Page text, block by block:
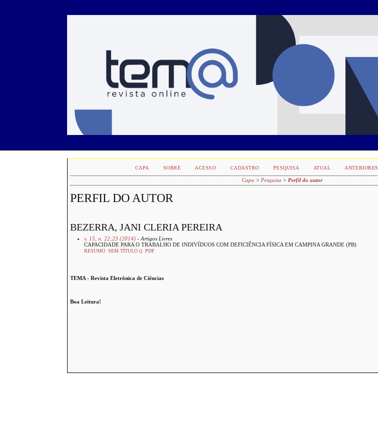
CAPA SOBRE ACESSO CADASTRO PESQUISA ATUAL ANTERIORES
Capa > Pesquisa > Perfil do autor
PERFIL DO AUTOR
BEZERRA, JANI CLERIA PEREIRA
v. 15, n. 22;23 (2014) - Artigos Livres
CAPACIDADE PARA O TRABALHO DE INDIVÍDUOS COM DEFICIÊNCIA FÍSICA EM CAMPINA GRANDE (PB)
RESUMO SEM TÍTULO () PDF
TEMA - Revista Eletrônica de Ciências
Boa Leitura!